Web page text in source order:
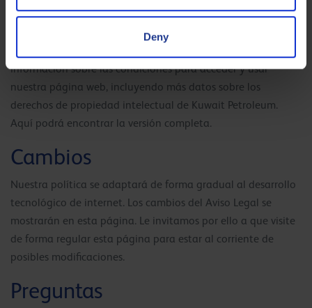
Deny
Kuwait Petroleum, a no ser que se indique lo contrario.
información sobre las condiciones para acceder y usar
nuestra página web, incluyendo más datos sobre los
derechos de propiedad intelectual de Kuwait Petroleum.
Aquí podrá encontrar la versión completa.
Cambios
Nuestra política se adaptará de forma gradual al desarrollo
tecnológico de internet. Los cambios del Aviso Legal se
mostrarán en esta página. Le invitamos por ello a que visite
de forma regular esta página para estar al corriente de
posibles modificaciones.
Preguntas